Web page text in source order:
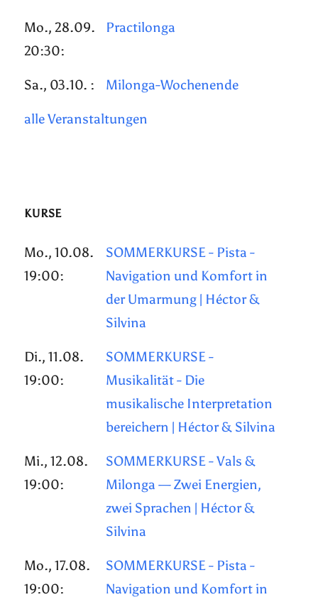
Mo., 28.09.
20:30:
Practilonga
Sa., 03.10. : Milonga-Wochenende
alle Veranstaltungen
KURSE
Mo., 10.08.
19:00:
SOMMERKURSE - Pista -
Navigation und Komfort in
der Umarmung | Héctor &
Silvina
Di., 11.08.
19:00:
SOMMERKURSE -
Musikalität - Die
musikalische Interpretation
bereichern | Héctor & Silvina
Mi., 12.08.
19:00:
SOMMERKURSE - Vals &
Milonga — Zwei Energien,
zwei Sprachen | Héctor &
Silvina
Mo., 17.08.
19:00:
SOMMERKURSE - Pista -
Navigation und Komfort in